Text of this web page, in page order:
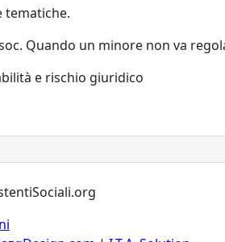
tematiche.
Quando un minore non va
e rischio giuridico